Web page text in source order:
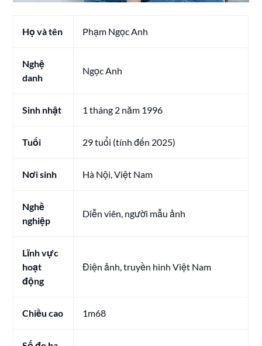
Họ và tên Phạm Ngọc Anh
Nghệ
danh
Ngọc Anh
Sinh nhật 1 tháng 2 năm 1996
Tuổi 29 tuổi (tính đến 2025)
Nơi sinh Hà Nội, Việt Nam
Nghề
nghiệp
Diễn viên, người mẫu ảnh
Lĩnh vực
hoạt
động
Điện ảnh, truyền hình Việt Nam
Chiều cao 1m68